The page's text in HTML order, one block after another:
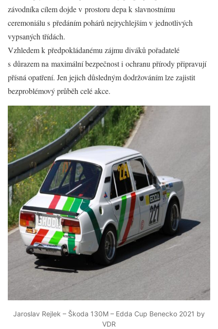
závodníka cílem dojde v prostoru depa k slavnostnímu
ceremoniálu s předáním pohárů nejrychlejším v jednotlivých
vypsaných třídách.
Vzhledem k předpokládanému zájmu diváků pořadatelé
s důrazem na maximální bezpečnost i ochranu přírody připravují
přísná opatření. Jen jejich důsledným dodržováním lze zajistit
bezproblémový průběh celé akce.
Jaroslav Rejlek – Škoda 130M – Edda Cup Benecko 2021 by
VDR